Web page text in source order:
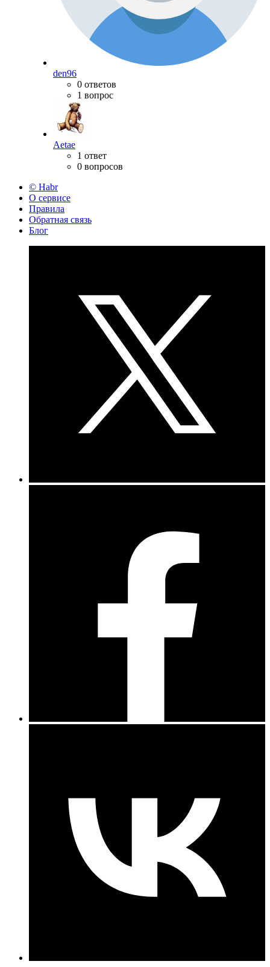
den96
0 ответов
1 вопрос
Aetae
1 ответ
0 вопросов
© Habr
О сервисе
Правила
Обратная связь
Блог